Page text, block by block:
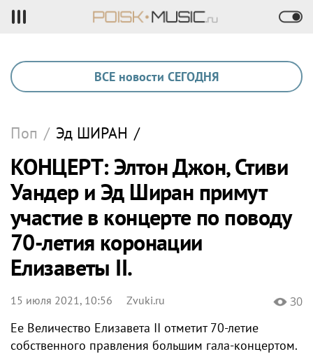
ВСЕ новости СЕГОДНЯ
Поп / Эд ШИРАН /
КОНЦЕРТ: Элтон Джон, Стиви
Уандер и Эд Ширан примут
участие в концерте по поводу
70-летия коронации
Елизаветы II.
15 июля 2021, 10:56 Zvuki.ru 30
Ее Величество Елизавета II отметит 70-летие
собственного правления большим гала-концертом.